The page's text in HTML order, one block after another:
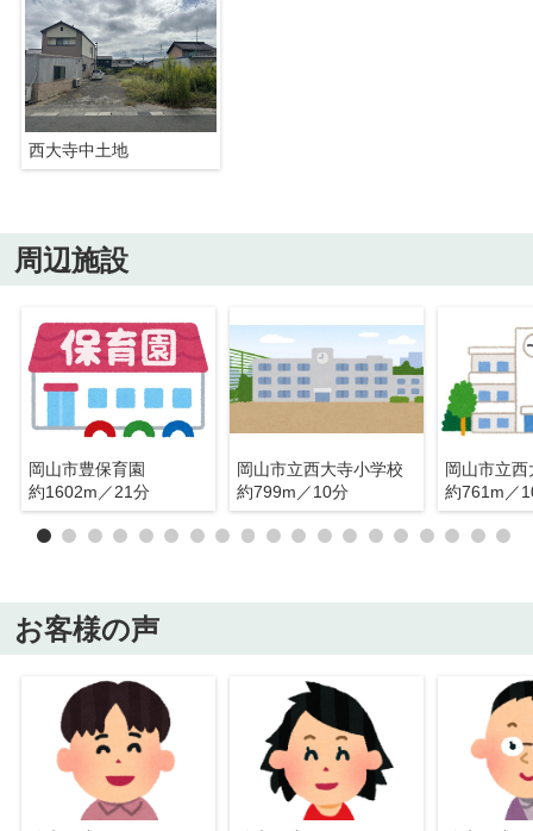
西大寺中土地
周辺施設
岡山市豊保育園
約1602m／21分
岡山市立西大寺小学校
約799m／10分
岡山市立
約761m／
お客様の声